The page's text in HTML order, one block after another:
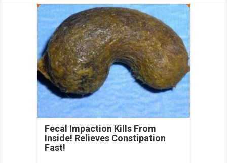
Fecal Impaction Kills From
Inside! Relieves Constipation
Fast!